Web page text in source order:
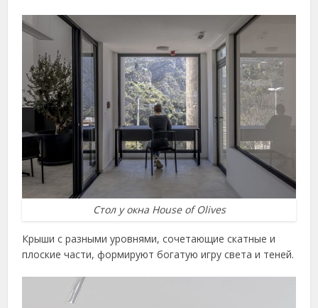
Стол у окна House of Olives
Крыши с разными уровнями, сочетающие скатные и
плоские части, формируют богатую игру света и теней.